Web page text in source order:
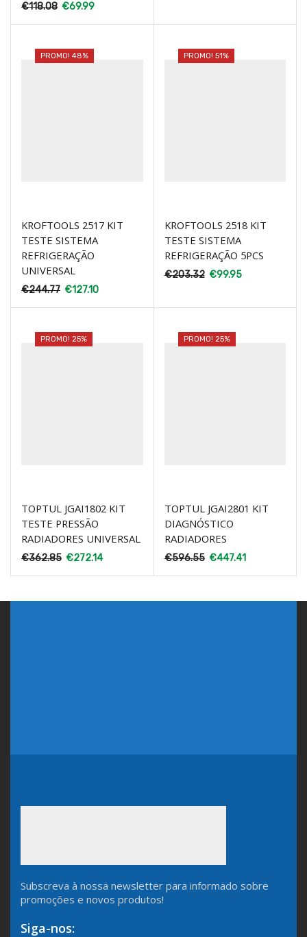
€118.08 €69.99
PROMO! 48%
KROFTOOLS 2517 KIT
TESTE SISTEMA
REFRIGERAÇÃO
UNIVERSAL
€244.77 €127.10
PROMO! 51%
KROFTOOLS 2518 KIT
TESTE SISTEMA
REFRIGERAÇÃO 5PCS
€203.32 €99.95
PROMO! 25%
TOPTUL JGAI1802 KIT
TESTE PRESSÃO
RADIADORES UNIVERSAL
€362.85 €272.14
PROMO! 25%
TOPTUL JGAI2801 KIT
DIAGNÓSTICO
RADIADORES
€596.55 €447.41
Subscreva à nossa newsletter para informado sobre
promoções e novos produtos!
Siga-nos: